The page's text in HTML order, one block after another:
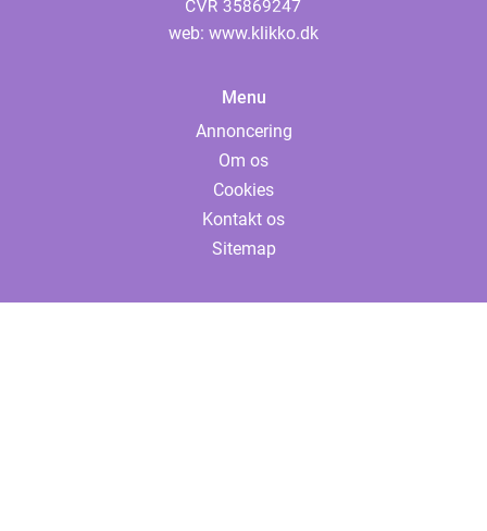
web: www.klikko.dk
Menu
Annoncering
Om os
Cookies
Kontakt os
Sitemap